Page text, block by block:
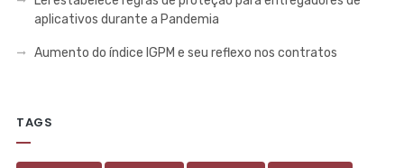
aplicativos durante a Pandemia
Aumento do índice IGPM e seu reflexo nos contratos
TAGS